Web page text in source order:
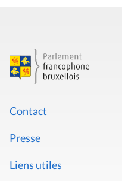
Contact
Presse
Liens utiles